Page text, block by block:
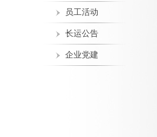
员工活动
长运公告
企业党建